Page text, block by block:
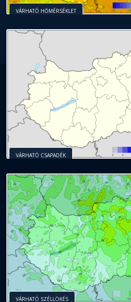
VÁRHATÓ HŐMÉRSÉKLET
VÁRHATÓ CSAPADÉK
VÁRHATÓ SZÉLLÖKÉS